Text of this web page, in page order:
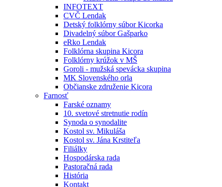
INFOTEXT
CVČ Lendak
Detský folklórny súbor Kicorka
Divadelný súbor Gašparko
eRko Lendak
Folklórna skupina Kicora
Folklórny krúžok v MŠ
Goroli - mužská spevácka skupina
MK Slovenského orla
Občianske združenie Kicora
Farnosť
Farské oznamy
10. svetové stretnutie rodín
Synoda o synodalite
Kostol sv. Mikuláša
Kostol sv. Jána Krstiteľa
Filiálky
Hospodárska rada
Pastoračná rada
História
Kontakt